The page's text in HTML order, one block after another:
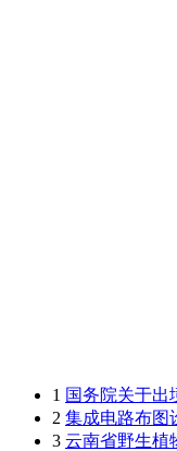
1 国务院关于出
2 集成电路布图
3 云南省野生植